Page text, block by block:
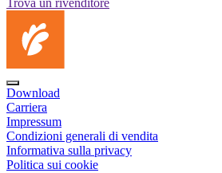
Trova un rivenditore
Download
Carriera
Impressum
Condizioni generali di vendita
Informativa sulla privacy
Politica sui cookie